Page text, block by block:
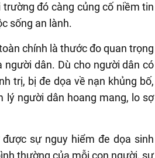
đó càng củng cố niềm tin
sống an lành.
chính là thước đo quan trọng
dân. Dù cho người dân có
trị, bị đe dọa về nạn khủng bố,
lý người dân hoang mang, lo sợ
sự nguy hiểm đe dọa sinh
thường của mỗi con người, sự